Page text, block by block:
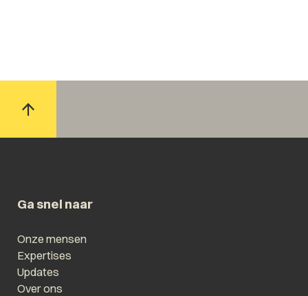
Ga snel naar
Onze mensen
Expertises
Updates
Over ons